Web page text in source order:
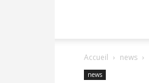
Accueil news
news